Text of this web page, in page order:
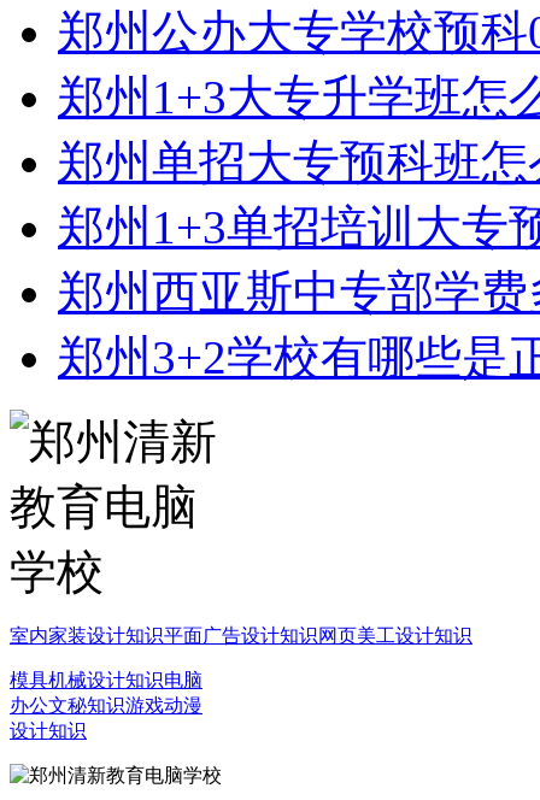
郑州公办大专学校预
郑州1+3大专升学班怎
郑州单招大专预科班
郑州1+3单招培训大专
郑州西亚斯中专部学
郑州3+2学校有哪些是
室内家装设计知识平面广告设计知识网页美工设计知识
模具机械设计知识电脑
办公文秘知识游戏动漫
设计知识